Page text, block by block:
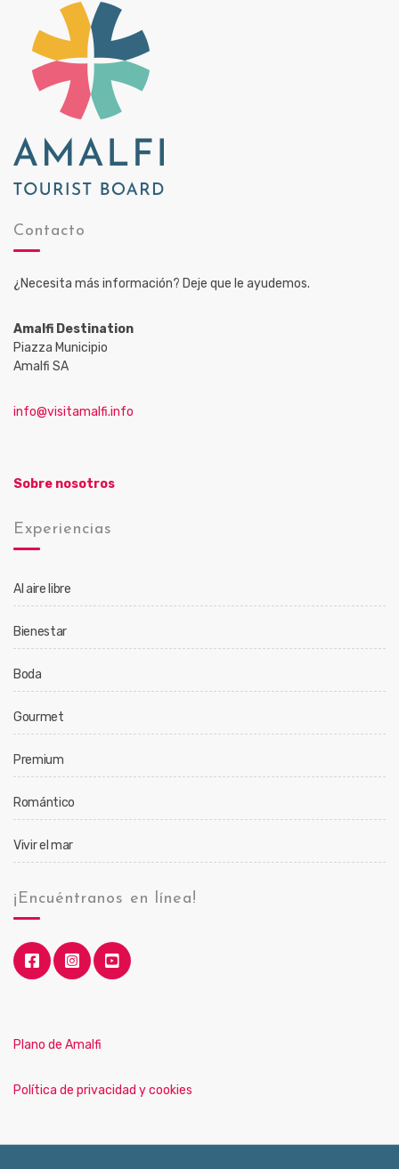
Contacto
¿Necesita más información? Deje que le ayudemos.
Amalfi Destination
Piazza Municipio
Amalfi SA
info@visitamalfi.info
Sobre nosotros
Experiencias
Al aire libre
Bienestar
Boda
Gourmet
Premium
Romántico
Vivir el mar
¡Encuéntranos en línea!
Plano de Amalfi
Política de privacidad y cookies